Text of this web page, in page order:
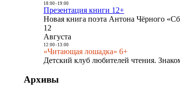
18:00- 19:00
Презентация книги 12+
Новая книга поэта Антона Чёрного
12
Августа
12:00- 13:00
«Читающая лошадка» 6+
Детский клуб любителей чтения.
Архивы